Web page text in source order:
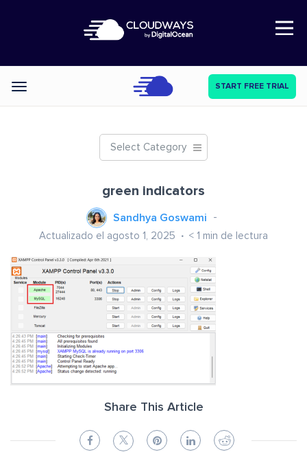
Open Nav
Categories START FREE TRIAL
Select Category
green indicators
Sandhya Goswami
Actualizado el agosto 1, 2025 < 1 min de lectura
Share This Article